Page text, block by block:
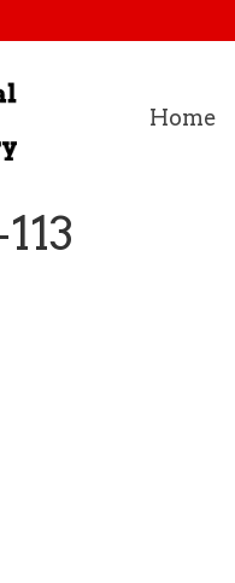
Home